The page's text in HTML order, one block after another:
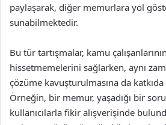
paylaşarak, diğer memurlara yol
sunabilmektedir.
Bu tür tartışmalar, kamu
hissetmemelerini sağlarken, aynı
çözüme kavuşturulmasına da
Örneğin, bir memur, yaşadığı bir
kullanıcılarla fikir alışverişinde